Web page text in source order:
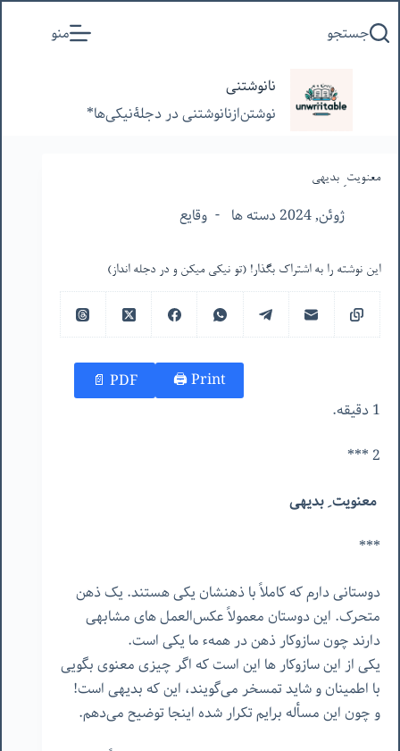
به
جستجو منو
نانوشتنی
نوشتن‌از‌نانوشتنی‌ در‌ دجلۀنیکی‌ها*
معنویت ِ بدیهی
ژوئن, 2024 دسته ها وقایع
این نوشته را به اشتراک بگذار! (تو نیکی میکن و در دجله انداز)
Print 🖨
PDF 📄
1 دقیقه.
2 ***
معنویت ِ بدیهی
***
دوستانی دارم که کاملاً با ذهنشان یکی هستند. یک ذهن
متحرک. این دوستان معمولاً عکس‌العمل های مشابهی
دارند چون سازوکار ذهن در همهء ما یکی است.
یکی از این سازوکار ها این است که اگر چیزی معنوی بگویی
با اطمینان و شاید تمسخر می‌گویند، این که بدیهی است!
و چون این مسأله برایم تکرار شده اینجا توضیح می‌دهم.